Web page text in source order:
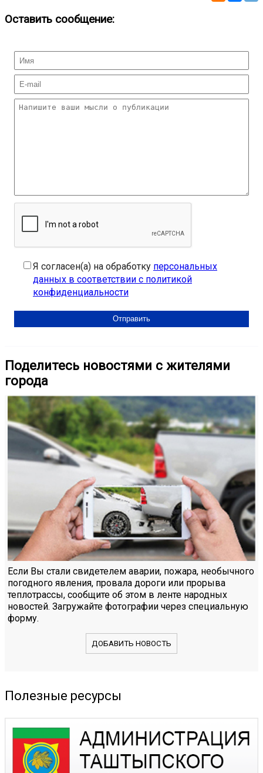
Оставить сообщение:
Я согласен(а) на обработку персональных
данных в соответствии с политикой
конфиденциальности
Поделитесь новостями с жителями
города
Если Вы стали свидетелем аварии, пожара, необычного
погодного явления, провала дороги или прорыва
теплотрассы, сообщите об этом в ленте народных
новостей. Загружайте фотографии через специальную
форму.
ДОБАВИТЬ НОВОСТЬ
Полезные ресурсы